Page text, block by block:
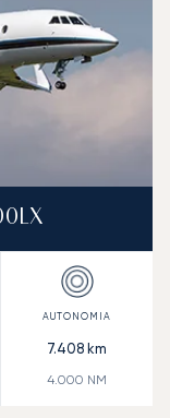
7.408 km
4.000 NM